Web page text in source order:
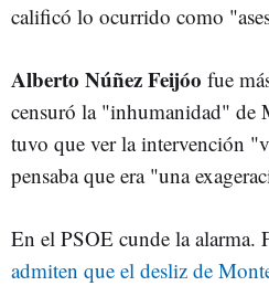
calificó lo ocurrido como
Alberto Núñez Feijóo fue
censuró la "inhumanidad" de
tuvo que ver la intervención
pensaba que era "una
En el PSOE cunde la alarma.
admiten que el desliz de